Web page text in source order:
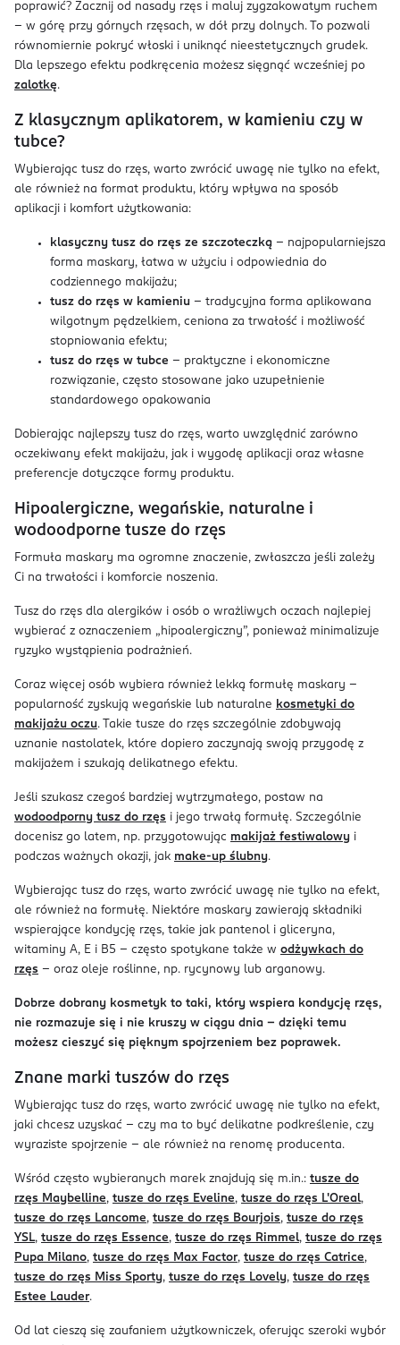
poprawić? Zacznij od nasady rzęs i maluj zygzakowatym ruchem
– w górę przy górnych rzęsach, w dół przy dolnych. To pozwali
równomiernie pokryć włoski i uniknąć nieestetycznych grudek.
Dla lepszego efektu podkręcenia możesz sięgnąć wcześniej po
zalotkę.
Z klasycznym aplikatorem, w kamieniu czy w
tubce?
Wybierając tusz do rzęs, warto zwrócić uwagę nie tylko na efekt,
ale również na format produktu, który wpływa na sposób
aplikacji i komfort użytkowania:
klasyczny tusz do rzęs ze szczoteczką – najpopularniejsza
forma maskary, łatwa w użyciu i odpowiednia do
codziennego makijażu;
tusz do rzęs w kamieniu – tradycyjna forma aplikowana
wilgotnym pędzelkiem, ceniona za trwałość i możliwość
stopniowania efektu;
tusz do rzęs w tubce – praktyczne i ekonomiczne
rozwiązanie, często stosowane jako uzupełnienie
standardowego opakowania
Dobierając najlepszy tusz do rzęs, warto uwzględnić zarówno
oczekiwany efekt makijażu, jak i wygodę aplikacji oraz własne
preferencje dotyczące formy produktu.
Hipoalergiczne, wegańskie, naturalne i
wodoodporne tusze do rzęs
Formuła maskary ma ogromne znaczenie, zwłaszcza jeśli zależy
Ci na trwałości i komforcie noszenia.
Tusz do rzęs dla alergików i osób o wrażliwych oczach najlepiej
wybierać z oznaczeniem „hipoalergiczny”, ponieważ minimalizuje
ryzyko wystąpienia podrażnień.
Coraz więcej osób wybiera również lekką formułę maskary -
popularność zyskują wegańskie lub naturalne kosmetyki do
makijażu oczu. Takie tusze do rzęs szczególnie zdobywają
uznanie nastolatek, które dopiero zaczynają swoją przygodę z
makijażem i szukają delikatnego efektu.
Jeśli szukasz czegoś bardziej wytrzymałego, postaw na
wodoodporny tusz do rzęs i jego trwałą formułę. Szczególnie
docenisz go latem, np. przygotowując makijaż festiwalowy i
podczas ważnych okazji, jak make-up ślubny.
Wybierając tusz do rzęs, warto zwrócić uwagę nie tylko na efekt,
ale również na formułę. Niektóre maskary zawierają składniki
wspierające kondycję rzęs, takie jak pantenol i gliceryna,
witaminy A, E i B5 – często spotykane także w odżywkach do
rzęs – oraz oleje roślinne, np. rycynowy lub arganowy.
Dobrze dobrany kosmetyk to taki, który wspiera kondycję rzęs,
nie rozmazuje się i nie kruszy w ciągu dnia – dzięki temu
możesz cieszyć się pięknym spojrzeniem bez poprawek.
Znane marki tuszów do rzęs
Wybierając tusz do rzęs, warto zwrócić uwagę nie tylko na efekt,
jaki chcesz uzyskać – czy ma to być delikatne podkreślenie, czy
wyraziste spojrzenie – ale również na renomę producenta.
Wśród często wybieranych marek znajdują się m.in.: tusze do
rzęs Maybelline, tusze do rzęs Eveline, tusze do rzęs L'Oreal,
tusze do rzęs Lancome, tusze do rzęs Bourjois, tusze do rzęs
YSL, tusze do rzęs Essence, tusze do rzęs Rimmel, tusze do rzęs
Pupa Milano, tusze do rzęs Max Factor, tusze do rzęs Catrice,
tusze do rzęs Miss Sporty, tusze do rzęs Lovely, tusze do rzęs
Estee Lauder.
Od lat cieszą się zaufaniem użytkowniczek, oferując szeroki wybór